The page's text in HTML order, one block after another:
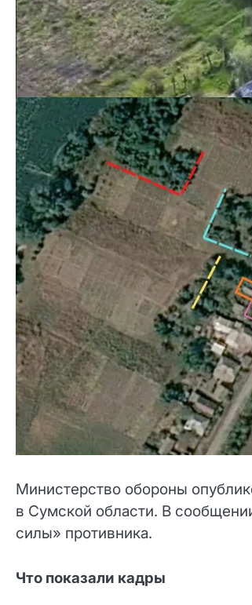
Министерство обороны
в Сумской области. В
силы» противника.
Что показали кадры